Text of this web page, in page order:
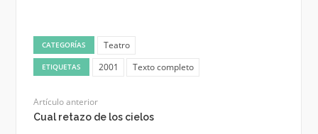
CATEGORÍAS Teatro
ETIQUETAS 2001 Texto completo
Artículo anterior
Cual retazo de los cielos